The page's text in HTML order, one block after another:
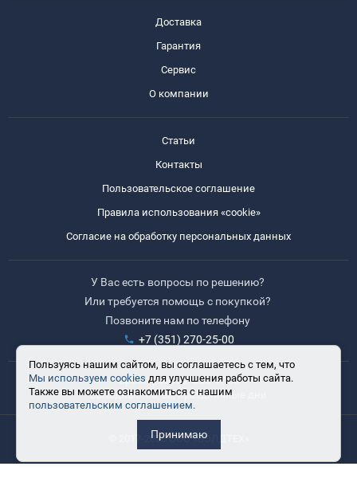
Доставка
Гарантия
Сервис
О компании
Статьи
Контакты
Пользовательское соглашение
Правила использования «cookie»
Согласие на обработку персональных данных
У Вас есть вопросы по решению?
Или требуется помощь с покупкой?
Позвоните нам по телефону
+7 (351) 270-25-00
Время работы: 8:30-17:30
Выходные: сб, вс, праздничные дни
© 2017-2025 ООО «ВЭЛДТЕХ»
Пользуясь нашим сайтом, вы соглашаетесь с тем, что
Мы используем cookies для улучшения работы сайта.
Также вы можете ознакомиться с нашим
пользовательским соглашением.
Принимаю